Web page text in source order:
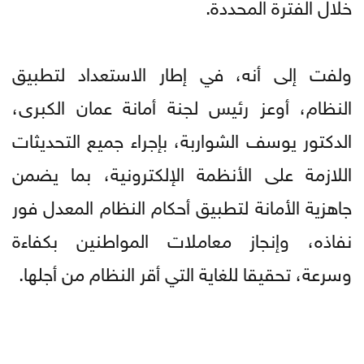
ولفت إلى أنه، في إطار الاستعداد لتطبيق
النظام، أوعز رئيس لجنة أمانة عمان الكبرى،
الدكتور يوسف الشواربة، بإجراء جميع التحديثات
اللازمة على الأنظمة الإلكترونية، بما يضمن
جاهزية الأمانة لتطبيق أحكام النظام المعدل فور
نفاذه، وإنجاز معاملات المواطنين بكفاءة
وسرعة، تحقيقا للغاية التي أقر النظام من أجلها.